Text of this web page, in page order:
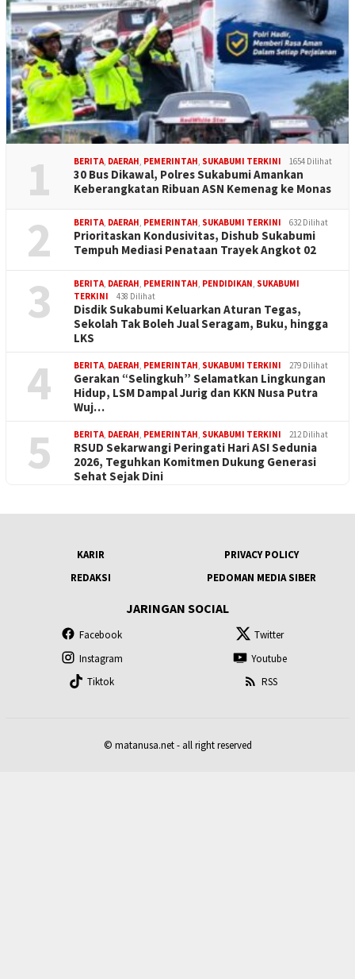
1 BERITA DAERAH PEMERINTAH SUKABUMI TERKINI 1654 Dilihat
30 Bus Dikawal, Polres Sukabumi Amankan
Keberangkatan Ribuan ASN Kemenag ke Monas
2 BERITA DAERAH PEMERINTAH SUKABUMI TERKINI 632 Dilihat
Prioritaskan Kondusivitas, Dishub Sukabumi
Tempuh Mediasi Penataan Trayek Angkot 02
3 BERITA DAERAH PEMERINTAH PENDIDIKAN SUKABUMI
TERKINI
438 Dilihat
Disdik Sukabumi Keluarkan Aturan Tegas,
Sekolah Tak Boleh Jual Seragam, Buku, hingga
LKS
4 BERITA DAERAH PEMERINTAH SUKABUMI TERKINI 279 Dilihat
Gerakan “Selingkuh” Selamatkan Lingkungan
Hidup, LSM Dampal Jurig dan KKN Nusa Putra
Wuj…
5 BERITA DAERAH PEMERINTAH SUKABUMI TERKINI 212 Dilihat
RSUD Sekarwangi Peringati Hari ASI Sedunia
2026, Teguhkan Komitmen Dukung Generasi
Sehat Sejak Dini
KARIR
PRIVACY POLICY
REDAKSI
PEDOMAN MEDIA SIBER
JARINGAN SOCIAL
Facebook
Twitter
Instagram
Youtube
Tiktok
RSS
© matanusa.net - all right reserved